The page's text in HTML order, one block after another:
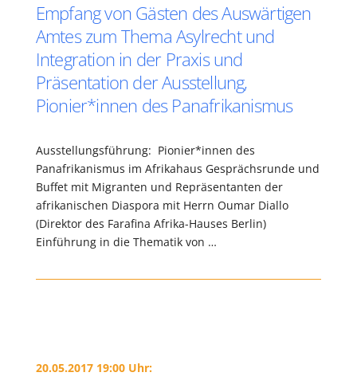
Empfang von Gästen des Auswärtigen
Amtes zum Thema Asylrecht und
Integration in der Praxis und
Präsentation der Ausstellung,
Pionier*innen des Panafrikanismus
Ausstellungsführung: Pionier*innen des
Panafrikanismus im Afrikahaus Gesprächsrunde und
Buffet mit Migranten und Repräsentanten der
afrikanischen Diaspora mit Herrn Oumar Diallo
(Direktor des Farafina Afrika-Hauses Berlin)
Einführung in die Thematik von …
20.05.2017 19:00 Uhr: